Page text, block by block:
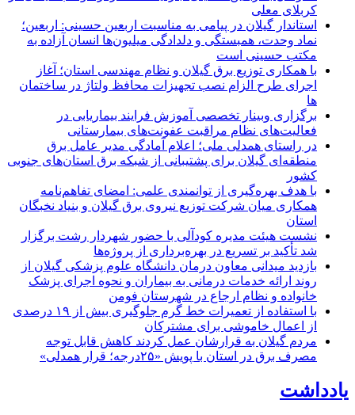
کربلای معلی
استاندار گیلان در پیامی به مناسبت اربعین حسینی: اربعین؛
نماد وحدت، همبستگی و دلدادگی میلیون‌ها انسان آزاده به
مکتب حسینی است
با همکاری توزیع برق گیلان و نظام مهندسی استان؛ آغاز
اجرای طرح الزام نصب تجهیزات محافظ ولتاژ در ساختمان
ها
برگزاری وبینار تخصصی آموزش فرایند بیماریابی در
فعالیت‌های نظام مراقبت عفونت‌های بیمارستانی
در راستای همدلی ملی؛ اعلام آمادگی مدیر عامل برق
منطقه‌ای گیلان برای پشتیبانی از شبكه برق استان‌های جنوبی
كشور
با هدف بهره‌گیری از توانمندی علمی: امضای تفاهم‌نامه
همكاری میان شركت توزیع نیروی برق گیلان و بنیاد نخبگان
استان
نشست هیئت مدیره کودآلی با حضور شهردار رشت برگزار
شد تأکید بر تسریع در بهره‌برداری از پروژه‌ها
بازدید میدانی معاون درمان دانشگاه علوم پزشکی گیلان از
روند ارائه خدمات درمانی به بیماران و نحوه اجرای پزشک
خانواده و نظام ارجاع در شهرستان فومن
با استفاده از تعمیرات خط گرم جلوگیری بیش از ۱۹ درصدی
از اعمال خاموشی برای مشتركان
مردم گیلان به قرارشان عمل کردند كاهش قابل توجه
مصرف برق در استان با پویش «۲۵درجه؛ قرار همدلی»
یادداشت